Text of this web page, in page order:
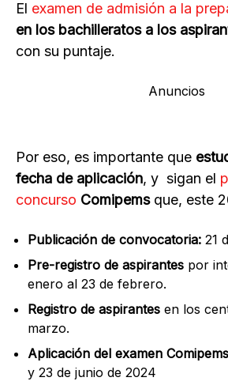
El examen de admisión a la
en los bachilleratos a los
con su puntaje.
Anuncios
Por eso, es importante que
fecha de aplicación, y sigan el
concurso Comipemsque, este
Publicación de convocatoria: 21
Pre-registro de aspirantes por
enero al 23 de febrero.
Registro de aspirantes en los
marzo.
Aplicación del examen Comipems
y 23 de junio de 2024